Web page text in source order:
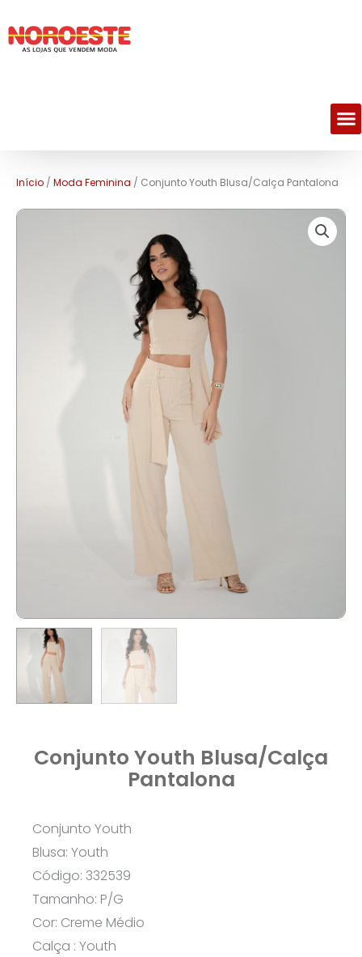
Início / Moda Feminina / Conjunto Youth Blusa/Calça Pantalona
Conjunto Youth Blusa/Calça
Pantalona
Conjunto Youth
Blusa: Youth
Código: 332539
Tamanho: P/G
Cor: Creme Médio
Calça : Youth